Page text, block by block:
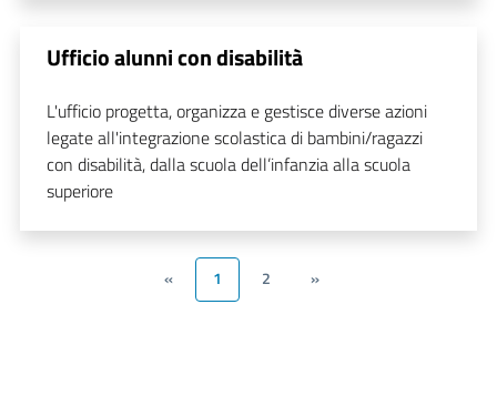
Ufficio alunni con disabilità
L'ufficio progetta, organizza e gestisce diverse azioni
legate all'integrazione scolastica di bambini/ragazzi
con disabilità, dalla scuola dell’infanzia alla scuola
superiore
« 1 2 »